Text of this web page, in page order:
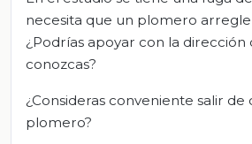
necesita que un plomero
¿Podrías apoyar con la dirección
conozcas?
¿Consideras conveniente salir de
plomero?